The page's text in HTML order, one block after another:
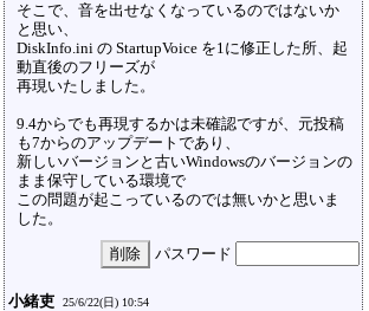
そこで、音を出せなくなっているのではないか
と思い、
DiskInfo.ini の StartupVoice を1に修正した所、起
動直後のフリーズが
再現いたしました。
9.4からでも再現するかは未確認ですが、元投稿
も7からのアップデートであり、
新しいバージョンと古いWindowsのバージョンの
まま保守している環境で
この問題が起こっているのでは無いかと思いま
した。
パスワード
小緒吏 25/6/22(日) 10:54